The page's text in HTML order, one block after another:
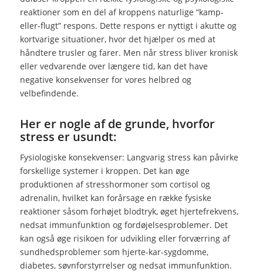
reaktioner som en del af kroppens naturlige “kamp-
eller-flugt” respons. Dette respons er nyttigt i akutte og
kortvarige situationer, hvor det hjælper os med at
håndtere trusler og farer. Men når stress bliver kronisk
eller vedvarende over længere tid, kan det have
negative konsekvenser for vores helbred og
velbefindende.
Her er nogle af de grunde, hvorfor
stress er usundt:
Fysiologiske konsekvenser: Langvarig stress kan påvirke
forskellige systemer i kroppen. Det kan øge
produktionen af stresshormoner som cortisol og
adrenalin, hvilket kan forårsage en række fysiske
reaktioner såsom forhøjet blodtryk, øget hjertefrekvens,
nedsat immunfunktion og fordøjelsesproblemer. Det
kan også øge risikoen for udvikling eller forværring af
sundhedsproblemer som hjerte-kar-sygdomme,
diabetes, søvnforstyrrelser og nedsat immunfunktion.